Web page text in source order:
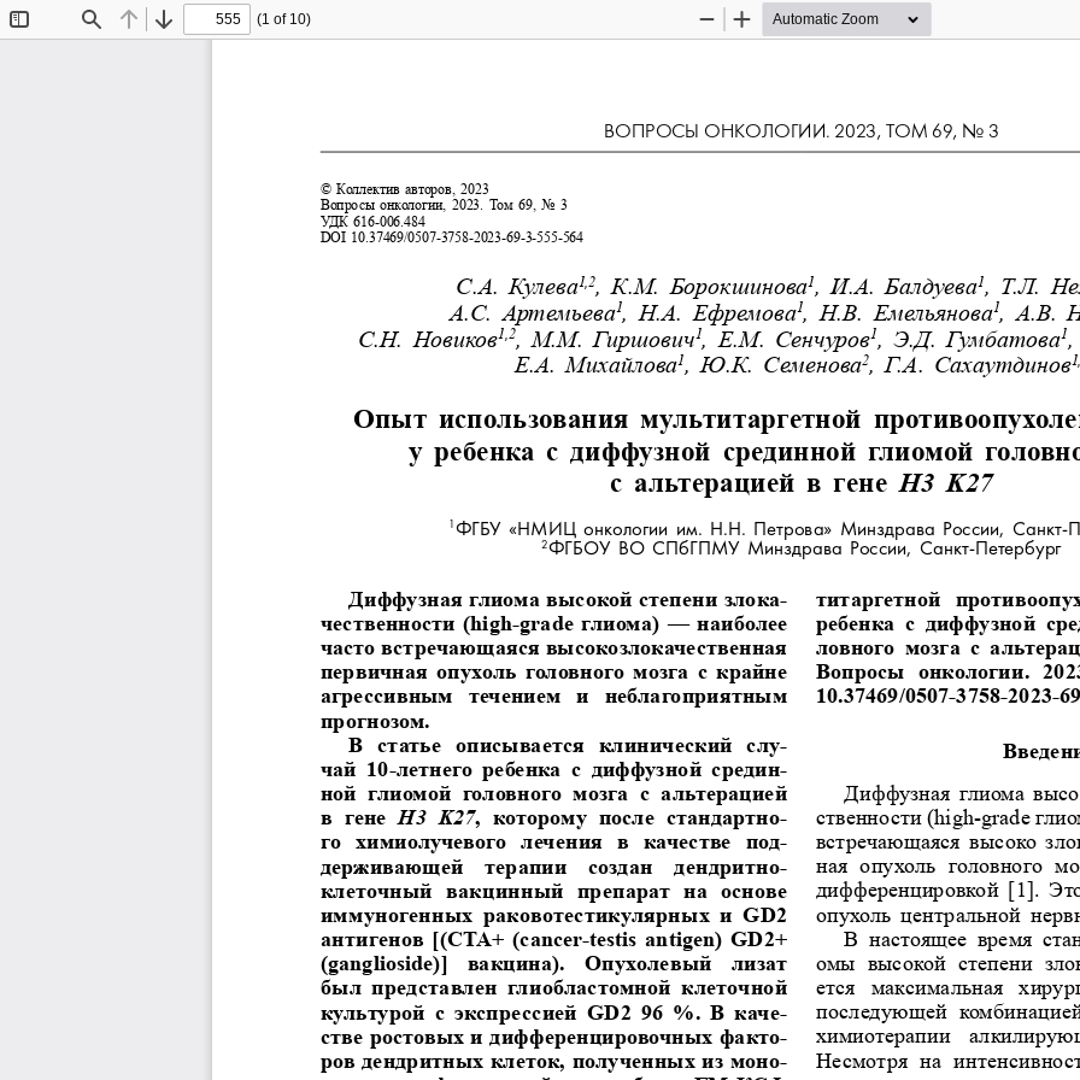
Find Previous
Next
(1 of 10)
Zoom
Zoom
ВОПРОСЫ ОНКОЛОГИИ. 2023, ТОМ 69, No 3
© Коллектив авторов, 2023
Вопросы онкологии, 2023. Том 69, No 3
УДК 616-006.484
DOI 10.37469/0507-3758-2023-69-3-555-564
С.А. Кулева1,2,  К.М. Борокшинова1,  И.А. Балдуева
1,  Т.Л.
А.С. Артемьева1 ,  Н.А. Ефремова
1 ,  Н.В. Емельянова
1 ,  А.В.
С.Н. Новиков1,2,  М.М. Гиршович1 ,  Е.М. Сенчуров1 ,  Э.Д. Гумбатова
1
Е.А. Михайлова1,  Ю.К. Семенова2,  Г.А. Сахаутдинов
Опыт  использования  мультитаргетной
у  ребенка  с  диффузной  срединной  глиомой
с  альтерацией  в  гене H3  K27
1ФГБУ «НМИЦ онкологии им. Н.Н. Петрова» Минздрава России, Санкт-
2ФГБОУ ВО СПбГПМУ Минздрава России, Санкт-Петербург
Диффузная глиома высокой степени злока-
чественности  (high-grade  глиома) —  наиболее
часто встречающаяся высокозлокачественная
первичная  опухоль  головного  мозга  с  крайне
агрессивным  течением  и  неблагоприятным
прогнозом.
В  статье  описывается  клинический  слу-
чай  10-летнего  ребенка  с  диффузной  средин-
ной  глиомой  головного  мозга  с  альтерацией
в  гене H3  K27,  которому  после  стандартно-
го  химиолучевого  лечения  в  качестве  под-
держивающей   терапии   создан   дендритно-
клеточный  вакцинный  препарат  на  основе
иммуногенных  раковотестикулярных  и  GD2
антигенов  [(CTA+  (cancer-testis  antigen)  GD2+
(ganglioside)]   вакцина).   Опухолевый   лизат
был  представлен  глиобластомной  клеточной
культурой  с  экспрессией  GD2  96 %.  В  каче-
стве ростовых и дифференцировочных факто-
ров дендритных клеток, полученных из моно-
титаргетной
ребенка  с  диффузной
ловного  мозга  с
Вопросы  онкологии.
10.37469/0507-3758-2023-
Диффузная глиома
ственности (high-grade
встречающаяся высоко
ная  опухоль  головного
дифференцировкой  [1].
опухоль центральной
В  настоящее  время
омы  высокой  степени
ется  максимальная
последующей
химиотерапии
Несмотря  на